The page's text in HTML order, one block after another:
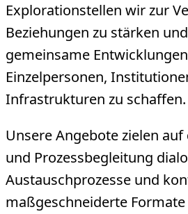
Explorationstellen wir zur
Beziehungen zu stärken
gemeinsame
Einzelpersonen,
Infrastrukturen zu schaffen.
Unsere Angebote zielen
und Prozessbegleitung
Austauschprozesse und
maßgeschneiderte